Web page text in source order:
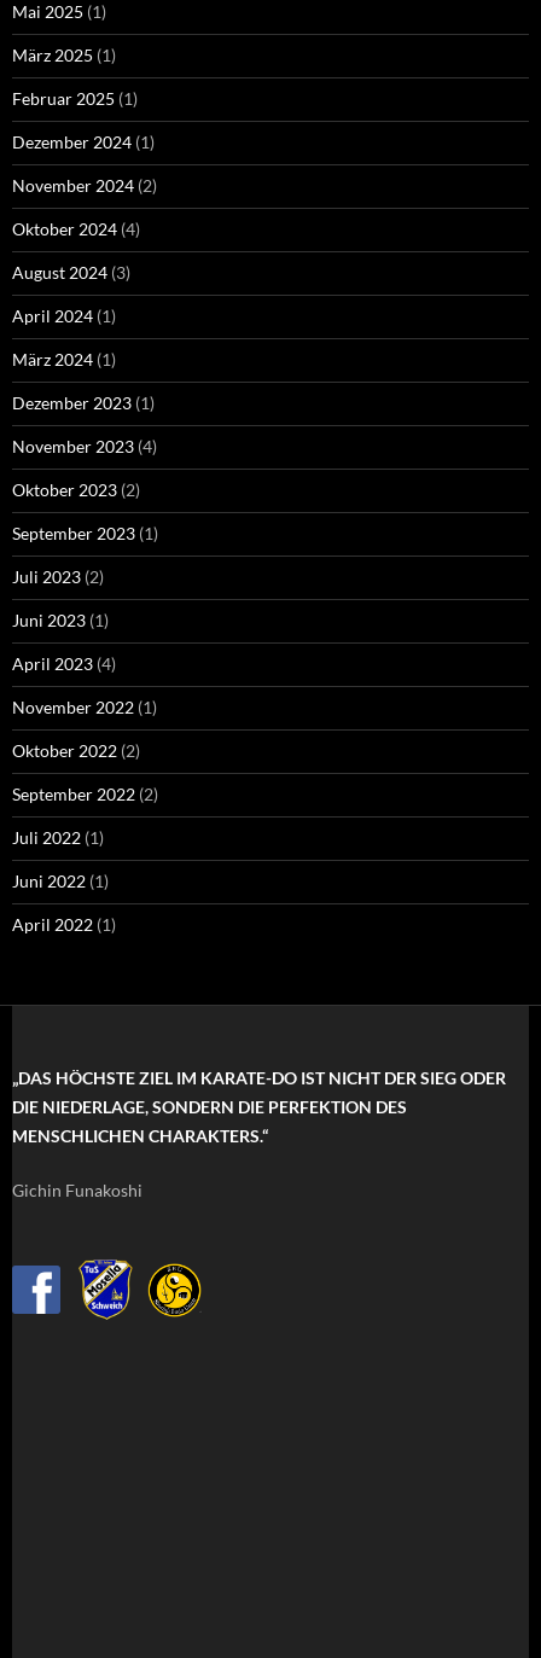
Mai 2025 (1)
März 2025 (1)
Februar 2025 (1)
Dezember 2024 (1)
November 2024 (2)
Oktober 2024 (4)
August 2024 (3)
April 2024 (1)
März 2024 (1)
Dezember 2023 (1)
November 2023 (4)
Oktober 2023 (2)
September 2023 (1)
Juli 2023 (2)
Juni 2023 (1)
April 2023 (4)
November 2022 (1)
Oktober 2022 (2)
September 2022 (2)
Juli 2022 (1)
Juni 2022 (1)
April 2022 (1)
„DAS HÖCHSTE ZIEL IM KARATE-DO IST NICHT DER SIEG ODER
DIE NIEDERLAGE, SONDERN DIE PERFEKTION DES
MENSCHLICHEN CHARAKTERS.“
Gichin Funakoshi